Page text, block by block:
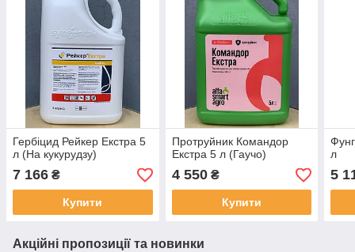
Гербіцид Рейкер Екстра 5
л (На кукурудзу)
7 166 ₴
Купити
Протруйник Командор
Екстра 5 л (Гаучо)
4 550₴
Купити
л
5
Акційні пропозиції та новинки